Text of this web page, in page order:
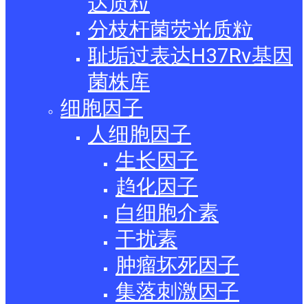
分枝杆菌荧光质粒
耻垢过表达H37Rv基因
菌株库
细胞因子
人细胞因子
生长因子
趋化因子
白细胞介素
干扰素
肿瘤坏死因子
集落刺激因子